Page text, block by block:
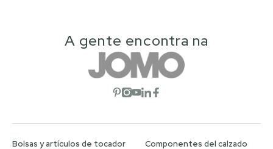
A gente encontra na
Abrir red social
Abrir red social
Abrir red social
Abrir red social
Abrir red social
Bolsas y artículos de tocador
Componentes del calzado